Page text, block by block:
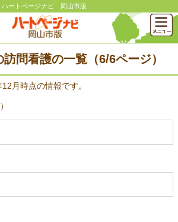
ートページナビ 岡山市版
問看護の一覧（6/6ページ）
月時点の情報です。